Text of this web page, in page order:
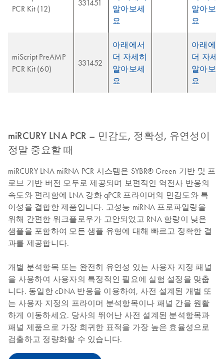
PCR Kit (12)
331451
알아보세
요
알아보세
요
miScript PreAMP
PCR Kit (60)
331452
아래에서
더 자세히
알아보세
요
아래에서
더 자세
알아보세
요
miRCURY LNA PCR – 민감도, 정확성, 유연성이
정말 중요할 때
miRCURY LNA miRNA PCR 시스템은 SYBR® Green 기반 및 프
로브 기반 버전 모두로 제공되며 보편적인 역전사 반응의
속도와 편리함에 LNA 강화 qPCR 프라이머의 민감도와 특
이성을 결합한 제품입니다. 고성능 miRNA 프로파일링을
위해 간편한 워크플로우가 고안되었고 RNA 함량이 낮은
샘플을 포함하여 모든 샘플 유형에 대해 빠르고 정확한 결
과를 제공합니다.
개별 분석항목 또는 완전히 유연성 있는 사용자 지정 패널
을 사용하여 사용자의 특정적인 필요에 실험 설정을 맞춥
니다. 동일한 cDNA 반응을 이용하여, 사전 설계된 개별 또
는 사용자 지정의 프라이머 분석항목이나 패널 간을 원활
하게 이동하세요. 당사의 뛰어난 사전 설계된 분석항목과
패널 제품으로 가장 희귀한 표적을 가장 높은 효율성으로
검출하고 정량화할 수 있습니다.